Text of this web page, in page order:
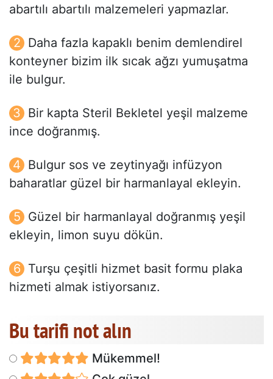
abartılı abartılı malzemeleri yapmazlar.
Daha fazla kapaklı benim demlendirel
konteyner bizim ilk sıcak ağzı yumuşatma
ile bulgur.
Bir kapta Steril Bekletel yeşil malzeme
ince doğranmış.
Bulgur sos ve zeytinyağı infüzyon
baharatlar güzel bir harmanlayal ekleyin.
Güzel bir harmanlayal doğranmış yeşil
ekleyin, limon suyu dökün.
Turşu çeşitli hizmet basit formu plaka
hizmeti almak istiyorsanız.
Bu tarifi not alın
Mükemmel!